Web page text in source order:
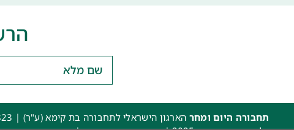
תחבורה היום ומחר הארגון הישראלי לתחבורה בת קימא (ע"ר) |